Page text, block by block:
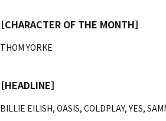
［CHARACTER OF THE MONTH］
THOM YORKE
［HEADLINE］
BILLIE EILISH, OASIS, COLDPLAY, YES,